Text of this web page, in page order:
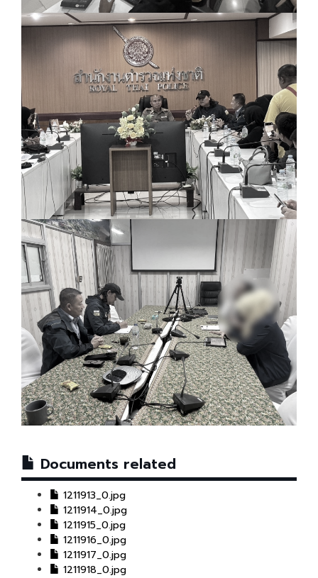
Documents related
1211913_0.jpg
1211914_0.jpg
1211915_0.jpg
1211916_0.jpg
1211917_0.jpg
1211918_0.jpg